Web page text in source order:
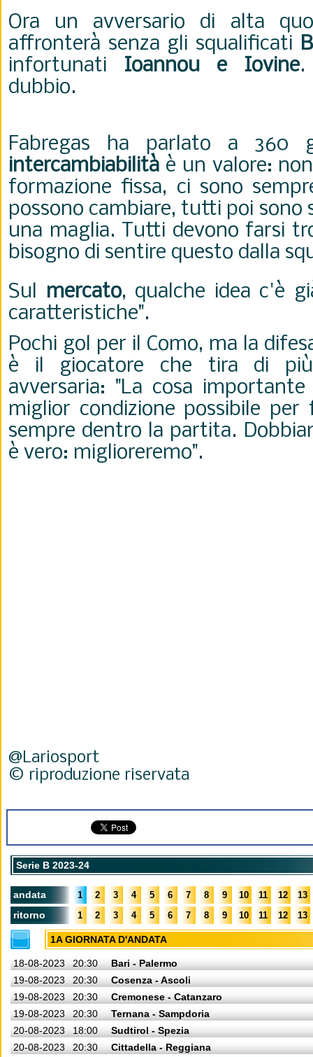
Ora un avversario di alta
affronterà senza gli squalificati
infortunati Ioannou e Iovine.
dubbio.
Fabregas ha parlato a 360
intercambiabilità è un valore:
formazione fissa, ci sono
possono cambiare, tutti poi sono
una maglia. Tutti devono farsi
bisogno di sentire questo dalla
Sul mercato, qualche idea c'è
caratteristiche".
Pochi gol per il Como, ma la
è il giocatore che tira di
avversaria: "La cosa
miglior condizione possibile
sempre dentro la partita.
è vero: miglioreremo".
@Lariosport
© riproduzione riservata
Serie B 2023-24
andata 1 2 3 4 5 6 7 8 9 10 11 12 13
ritorno 1 2 3 4 5 6 7 8 9 10 11 12 13
1A GIORNATA D'ANDATA
18-08-2023 20:30
Bari - Palermo
19-08-2023
20:30
Cosenza - Ascoli
19-08-2023
20:30
Cremonese - Catanzaro
19-08-2023
20:30
Ternana - Sampdoria
20-08-2023
18:00
Sudtirol - Spezia
20-08-2023
20:30 Cittadella - Reggiana